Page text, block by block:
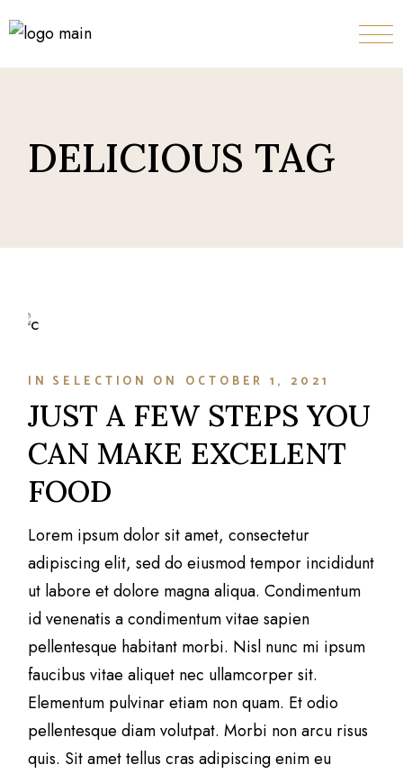
to
the
DELICIOUS TAG
IN SELECTION ON OCTOBER 1, 2021
JUST A FEW STEPS YOU
CAN MAKE EXCELENT
FOOD
Lorem ipsum dolor sit amet, consectetur
adipiscing elit, sed do eiusmod tempor incididunt
ut labore et dolore magna aliqua. Condimentum
id venenatis a condimentum vitae sapien
pellentesque habitant morbi. Nisl nunc mi ipsum
faucibus vitae aliquet nec ullamcorper sit.
Elementum pulvinar etiam non quam. Et odio
pellentesque diam volutpat. Morbi non arcu risus
quis. Sit amet tellus cras adipiscing enim eu